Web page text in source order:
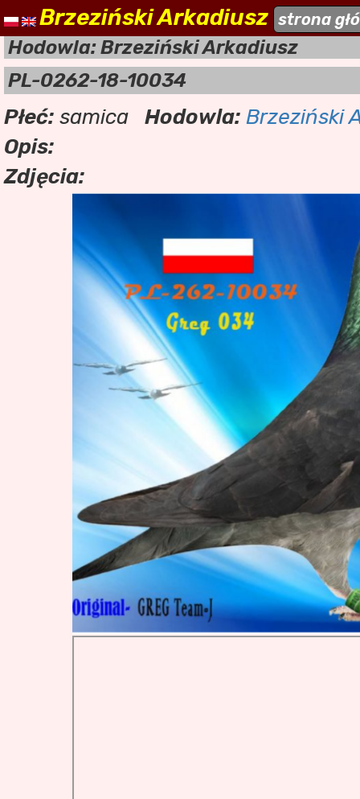
naszehodowle.pl
Brzeziński Arkadiusz strona
Hodowla: Brzeziński Arkadiusz
PL-0262-18-10034
Płeć: samica Hodowla: Brzeziński
Opis:
Zdjęcia: